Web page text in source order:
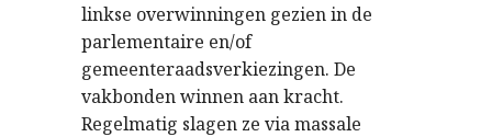
linkse overwinningen gezien in de
parlementaire en/of
gemeenteraadsverkiezingen. De
vakbonden winnen aan kracht.
Regelmatig slagen ze via massale